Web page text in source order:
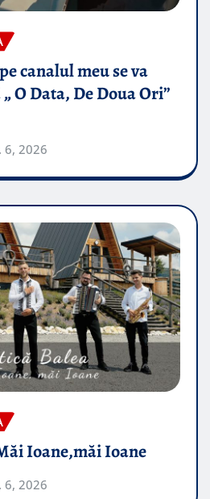
canalul meu se va
O Data, De Doua Ori”
6, 2026
Ioane,măi Ioane
6, 2026